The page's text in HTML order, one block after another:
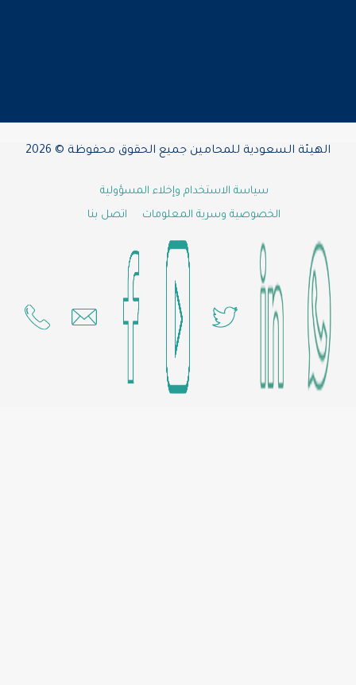
السعودية للمحامين جميع الحقوق محفوظة © 2026
سياسة الاستخدام وإخلاء المسؤولية
الخصوصية وسرية المعلومات
اتصل بنا